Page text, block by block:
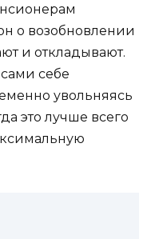
о возобновлении
и откладывают.
себе
увольняясь
это лучше всего